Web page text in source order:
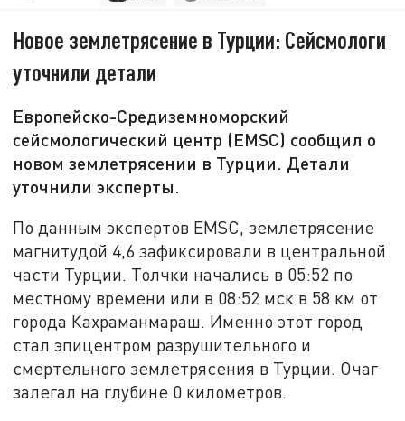
Новое землетрясение в Турции: Сейсмологи
уточнили детали
Европейско-Средиземноморский
сейсмологический центр (EMSC) сообщил о
новом землетрясении в Турции. Детали
уточнили эксперты.
По данным экспертов EMSC, землетрясение
магнитудой 4,6 зафиксировали в центральной
части Турции. Толчки начались в 05:52 по
местному времени или в 08:52 мск в 58 км от
города Кахраманмараш. Именно этот город
стал эпицентром разрушительного и
смертельного землетрясения в Турции. Очаг
залегал на глубине 0 километров.